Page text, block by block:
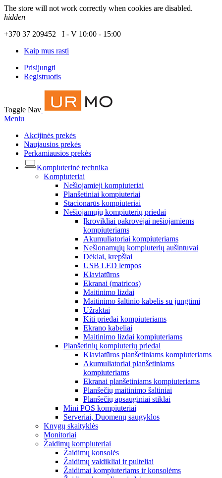
The store will not work correctly when cookies are disabled.
hidden
+370 37 209452 I - V 10:00 - 15:00
Kaip mus rasti
Prisijungti
Registruotis
Toggle Nav
Meniu
Akcijinės prekės
Naujausios prekės
Perkamiausios prekės
Kompiuterinė technika
Kompiuteriai
Nešiojamieji kompiuteriai
Planšetiniai kompiuteriai
Stacionarūs kompiuteriai
Nešiojamųjų kompiuterių priedai
Įkrovikliai pakrovėjai nešiojamiems
kompiuteriams
Akumuliatoriai kompiuteriams
Nešionamųjų kompiuterių aušintuvai
Dėklai, krepšiai
USB LED lempos
Klaviatūros
Ekranai (matricos)
Maitinimo lizdai
Maitinimo šaltinio kabelis su jungtimi
Užraktai
Kiti priedai kompiuteriams
Ekrano kabeliai
Maitinimo lizdai kompiuteriams
Planšetinių kompiuterių priedai
Klaviatūros planšetiniams kompiuteriams
Akumuliatoriai planšetiniams
kompiuteriams
Ekranai planšetiniams kompiuteriams
Planšečių maitinimo šaltiniai
Planšečių apsauginiai stiklai
Mini POS kompiuteriai
Serveriai, Duomenų saugyklos
Knygų skaityklės
Monitoriai
Žaidimų kompiuteriai
Žaidimų konsolės
Žaidimų valdikliai ir pulteliai
Žaidimai kompiuteriams ir konsolėms